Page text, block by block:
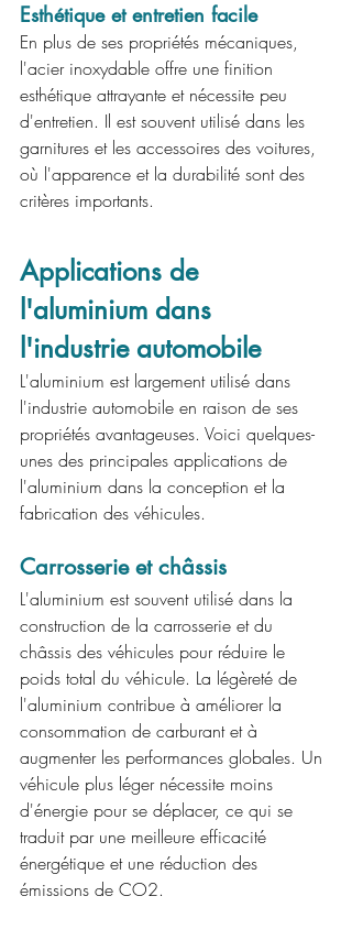
Esthétique et entretien facile
En plus de ses propriétés mécaniques,
l'acier inoxydable offre une finition
esthétique attrayante et nécessite peu
d'entretien. Il est souvent utilisé dans les
garnitures et les accessoires des voitures,
où l'apparence et la durabilité sont des
critères importants.
Applications de
l'aluminium dans
l'industrie automobile
L'aluminium est largement utilisé dans
l'industrie automobile en raison de ses
propriétés avantageuses. Voici quelques-
unes des principales applications de
l'aluminium dans la conception et la
fabrication des véhicules.
Carrosserie et châssis
L'aluminium est souvent utilisé dans la
construction de la carrosserie et du
châssis des véhicules pour réduire le
poids total du véhicule. La légèreté de
l'aluminium contribue à améliorer la
consommation de carburant et à
augmenter les performances globales. Un
véhicule plus léger nécessite moins
d'énergie pour se déplacer, ce qui se
traduit par une meilleure efficacité
énergétique et une réduction des
émissions de CO2.